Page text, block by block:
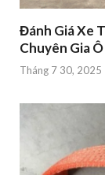
Đánh Giá Xe
Chuyên Gia
Tháng 7 30, 2025